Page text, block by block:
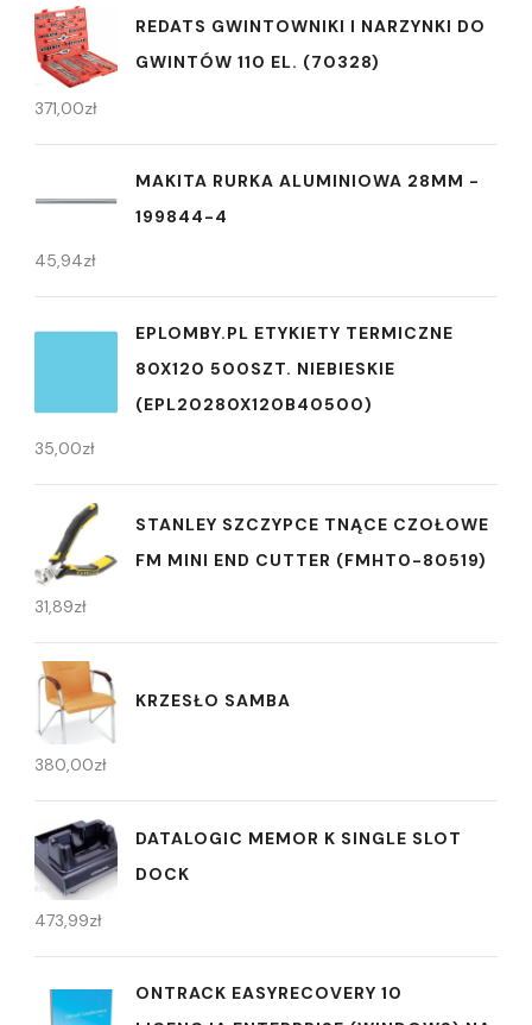
REDATS GWINTOWNIKI I NARZYNKI DO
GWINTÓW 110 EL. (70328)
371,00zł
MAKITA RURKA ALUMINIOWA 28MM -
199844-4
45,94zł
EPLOMBY.PL ETYKIETY TERMICZNE
80X120 500SZT. NIEBIESKIE
(EPL20280X120B40500)
35,00zł
STANLEY SZCZYPCE TNĄCE CZOŁOWE
FM MINI END CUTTER (FMHT0-80519)
31,89zł
KRZESŁO SAMBA
380,00zł
DATALOGIC MEMOR K SINGLE SLOT
DOCK
473,99zł
ONTRACK EASYRECOVERY 10